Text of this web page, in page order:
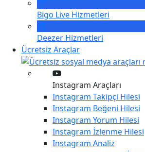
Bigo Live Hizmetleri
Deezer Hizmetleri
Ücretsiz Araçlar
Instagram Araçları
Instagram Takipçi Hilesi
Instagram Beğeni Hilesi
Instagram Yorum Hilesi
Instagram İzlenme Hilesi
Instagram Analiz